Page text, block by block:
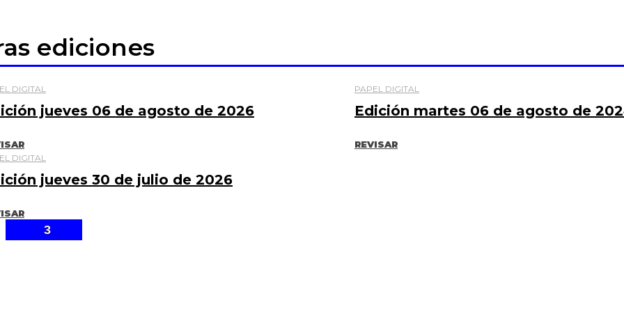
ediciones
DIGITAL
jueves 06 de agosto de 2026
PAPEL DIGITAL
Edición martes 06 de agosto de
REVISAR
DIGITAL
jueves 30 de julio de 2026
3